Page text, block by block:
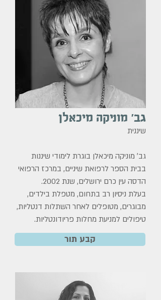
גב׳ מוניקה מיכאלן
שיננית
גב׳ מוניקה מיכאלן בוגרת לימודי שיננות
בבית הספר לרפואת שיניים, במרכז הרפואי
הדסה עין כרם ירושלים, שנת 2002.
בעלת ניסיון רב בתחום, מטפלת בילדים,
מבוגרים, מטופלים לאחר השתלות דנטליות,
טיפולים למניעת מחלות פריודונטליות.
קבע תור